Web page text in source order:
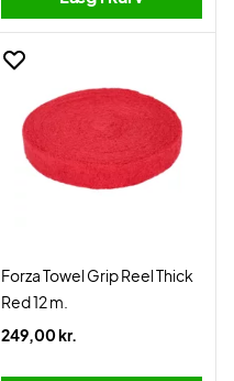
Forza Towel Grip Reel Thick
Red 12 m.
249,00 kr.